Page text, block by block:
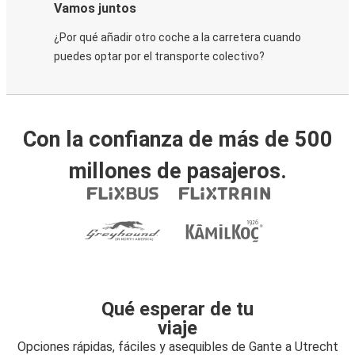
Vamos juntos
¿Por qué añadir otro coche a la carretera cuando
puedes optar por el transporte colectivo?
Con la confianza de más de 500
millones de pasajeros.
Qué esperar de tu
viaje
Opciones rápidas, fáciles y asequibles de Gante a Utrecht